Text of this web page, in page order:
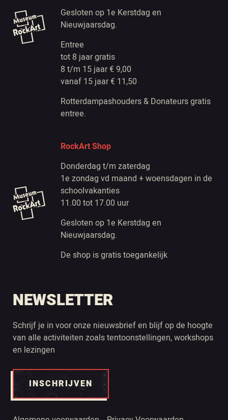
Gesloten op 1e Kerstdag en
Nieuwjaarsdag.
Entree
tot 8 jaar gratis
8 t/m 15 jaar € 9,00
vanaf 15 jaar € 11,50
Rotterdampashouders & Donateurs gratis
entree.
RockArt Shop
Donderdag t/m zaterdag
1e zondag vd maand + woensdagen in de
schoolvakanties
11.00 tot 17.00 uur
Gesloten op 1e Kerstdag en
Nieuwjaarsdag.
De shop is gratis toegankelijk
NEWSLETTER
Schrijf je in voor onze nieuwsbrief en blijf op de hoogte
van alle activiteiten zoals tentoonstellingen, workshops
en lezingen
INSCHRIJVEN